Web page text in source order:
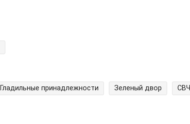
Гладильные принадлежности Зеленый двор
СВЧ